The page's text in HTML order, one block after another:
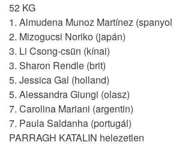
52 KG
1. Almudena Munoz Martínez
2. Mizogucsi Noriko (japán)
3. Li Csong-csün (kínai)
3. Sharon Rendle (brit)
5. Jessica Gal (holland)
5. Alessandra Giungi (olasz)
7. Carolina Mariani (argentin)
7. Paula Saldanha (portugál)
PARRAGH KATALIN helezetlen